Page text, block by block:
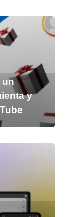
un
y